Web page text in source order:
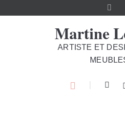
Martine
ARTISTE ET